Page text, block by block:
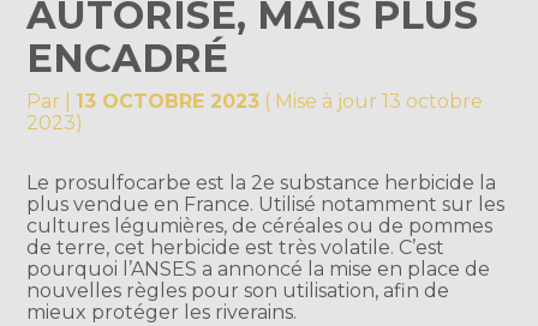
AUTORISÉ, MAIS PLUS
ENCADRÉ
Par 13 OCTOBRE 2023 ( Mise à jour 13 octobre
2023)
Le prosulfocarbe est la 2e substance herbicide la
plus vendue en France. Utilisé notamment sur les
cultures légumières, de céréales ou de pommes
de terre, cet herbicide est très volatile. C’est
pourquoi l’ANSES a annoncé la mise en place de
nouvelles règles pour son utilisation, afin de
mieux protéger les riverains.